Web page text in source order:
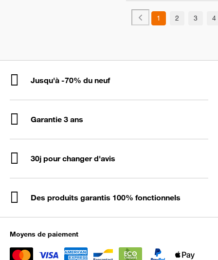
1 2 3 4
Jusqu'à -70% du neuf
Garantie 3 ans
30j pour changer d'avis
Des produits garantis 100% fonctionnels
Moyens de paiement